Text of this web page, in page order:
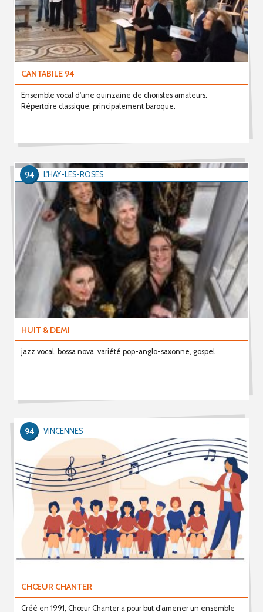
CANTABILE 94
Ensemble vocal d'une quinzaine de choristes amateurs.
Répertoire classique, principalement baroque.
HUIT & DEMI
jazz vocal, bossa nova, variété pop-anglo-saxonne, gospel
L'HAY-LES-ROSES
94
CHŒUR CHANTER
Créé en 1991, Chœur Chanter a pour but d’amener un ensemble
VINCENNES
94